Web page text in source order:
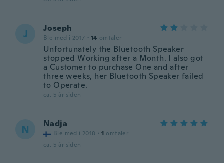
J Joseph
Ble med i 2017 · 14 omtaler
Unfortunately the Bluetooth Speaker
stopped Working after a Month. I also got
a Customer to purchase One and after
three weeks, her Bluetooth Speaker failed
to Operate.
ca. 5 år siden
N Nadja
Ble med i 2018 · 1 omtaler
ca. 5 år siden